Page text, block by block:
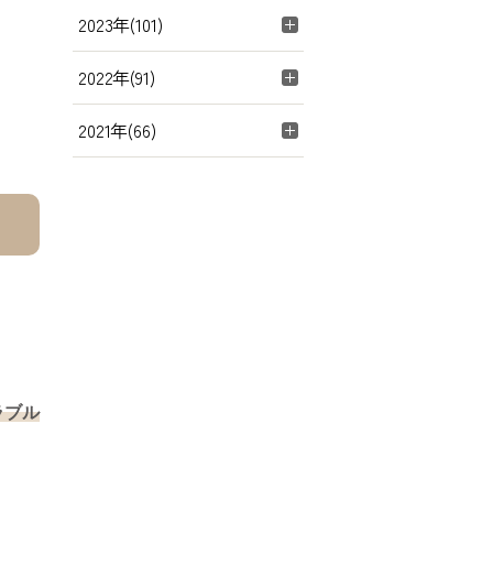
ブル
2023年(101)
2022年(91)
2021年(66)